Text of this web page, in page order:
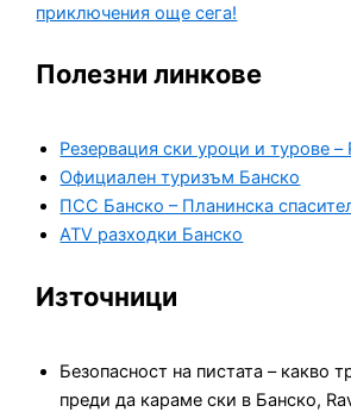
приключения още сега!
Полезни линкове
Резервация ски уроци и турове –
Официален туризъм Банско
ПСС Банско – Планинска
ATV разходки Банско
Източници
Безопасност на пистата – какво
преди да караме ски в Банско,